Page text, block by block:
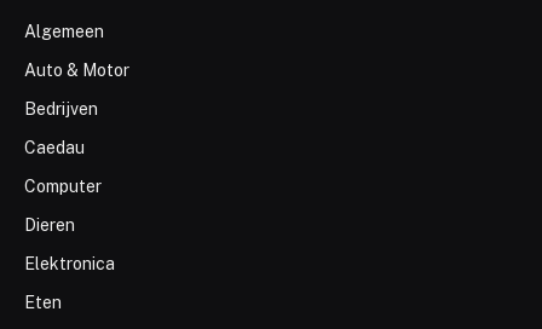
Algemeen
Auto & Motor
Bedrijven
Caedau
Computer
Dieren
Elektronica
Eten